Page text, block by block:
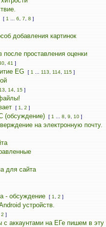
[ 1 6 7 8 ]
добавления картинок
после проставления оценки
, 41 ]
EG [ 1 113 114, 115]
13 14, 15]
[ 1 2 ]
(обсуждение) [ 1 8 9 10]
на электронную почту.
для сайта
- обсуждение [ 1 2 ]
устройств.
2 ]
с аккаунтами на ЕГе пишем в эту